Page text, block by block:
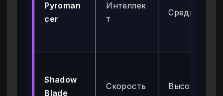
Pyroman
cer
Интеллек
т
Средняя
Shadow
Blade
Скорость Высокая